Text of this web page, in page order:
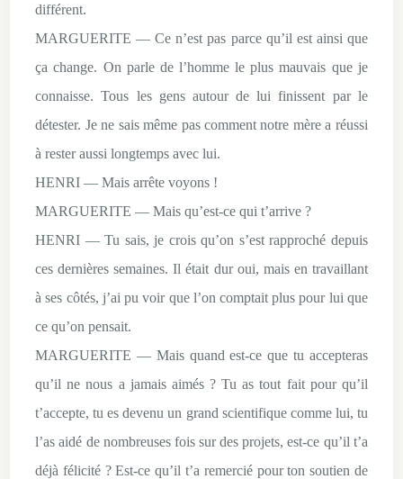
différent.
MARGUERITE — Ce n’est pas parce qu’il est ainsi que
ça change. On parle de l’homme le plus mauvais que je
connaisse. Tous les gens autour de lui finissent par le
détester. Je ne sais même pas comment notre mère a réussi
à rester aussi longtemps avec lui.
HENRI — Mais arrête voyons !
MARGUERITE — Mais qu’est-ce qui t’arrive ?
HENRI — Tu sais, je crois qu’on s’est rapproché depuis
ces dernières semaines. Il était dur oui, mais en travaillant
à ses côtés, j’ai pu voir que l’on comptait plus pour lui que
ce qu’on pensait.
MARGUERITE — Mais quand est-ce que tu accepteras
qu’il ne nous a jamais aimés ? Tu as tout fait pour qu’il
t’accepte, tu es devenu un grand scientifique comme lui, tu
l’as aidé de nombreuses fois sur des projets, est-ce qu’il t’a
déjà félicité ? Est-ce qu’il t’a remercié pour ton soutien de